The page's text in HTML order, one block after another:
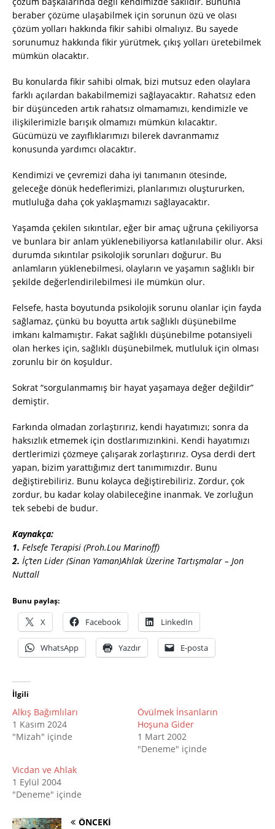
beraber çözüme ulaşabilmek için sorunun özü ve olası
çözüm yolları hakkında fikir sahibi olmalıyız. Bu sayede
sorunumuz hakkında fikir yürütmek, çıkış yolları üretebilmek
mümkün olacaktır.
Bu konularda fikir sahibi olmak, bizi mutsuz eden olaylara
farklı açılardan bakabilmemizi sağlayacaktır. Rahatsız eden
bir düşünceden artık rahatsız olmamamızı, kendimizle ve
ilişkilerimizle barışık olmamızı mümkün kılacaktır.
Gücümüzü ve zayıflıklarımızı bilerek davranmamız
konusunda yardımcı olacaktır.
Kendimizi ve çevremizi daha iyi tanımanın ötesinde,
geleceğe dönük hedeflerimizi, planlarımızı oluştururken,
mutluluğa daha çok yaklaşmamızı sağlayacaktır.
Yaşamda çekilen sıkıntılar, eğer bir amaç uğruna çekiliyorsa
ve bunlara bir anlam yüklenebiliyorsa katlanılabilir olur. Aksi
durumda sıkıntılar psikolojik sorunları doğurur. Bu
anlamların yüklenebilmesi, olayların ve yaşamın sağlıklı bir
şekilde değerlendirilebilmesi ile mümkün olur.
Felsefe, hasta boyutunda psikolojik sorunu olanlar için fayda
sağlamaz, çünkü bu boyutta artık sağlıklı düşünebilme
imkanı kalmamıştır. Fakat sağlıklı düşünebilme potansiyeli
olan herkes için, sağlıklı düşünebilmek, mutluluk için olması
zorunlu bir ön koşuldur.
Sokrat “sorgulanmamış bir hayat yaşamaya değer değildir”
demiştir.
Farkında olmadan zorlaştırırız, kendi hayatımızı; sonra da
haksızlık etmemek için dostlarımızınkini. Kendi hayatımızı
dertlerimizi çözmeye çalışarak zorlaştırırız. Oysa derdi dert
yapan, bizim yarattığımız dert tanımımızdır. Bunu
değiştirebiliriz. Bunu kolayca değiştirebiliriz. Zordur, çok
zordur, bu kadar kolay olabileceğine inanmak. Ve zorluğun
tek sebebi de budur.
Kaynakça:
1. Felsefe Terapisi (Proh.Lou Marinoff)
2. İç’ten Lider (Sinan Yaman)Ahlak Üzerine Tartışmalar – Jon
Nuttall
Bunu paylaş:
X Facebook LinkedIn
WhatsApp Yazdır E-posta
İlgili
Alkış Bağımlıları
1 Kasım 2024
"Mizah" içinde
Övülmek İnsanların
Hoşuna Gider
1 Mart 2002
"Deneme" içinde
Vicdan ve Ahlak
1 Eylül 2004
"Deneme" içinde
ÖNCEKI